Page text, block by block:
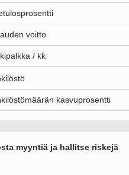
voitto
/ kk
kasvuprosentti
myyntiä ja hallitse riskejä